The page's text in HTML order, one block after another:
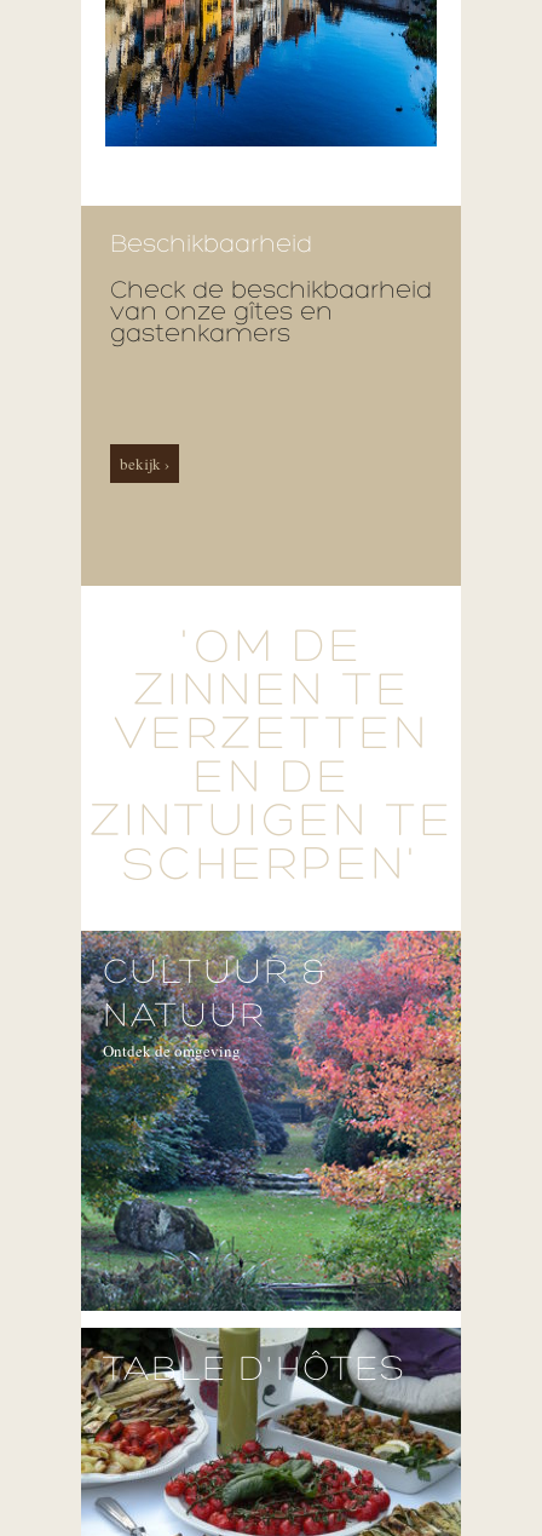
Beschikbaarheid
Check de beschikbaarheid
van onze gîtes en
gastenkamers
bekijk ›
'OM DE
ZINNEN TE
VERZETTEN
EN DE
ZINTUIGEN TE
SCHERPEN'
CULTUUR &
NATUUR
Ontdek de omgeving
TABLE D'HÔTES